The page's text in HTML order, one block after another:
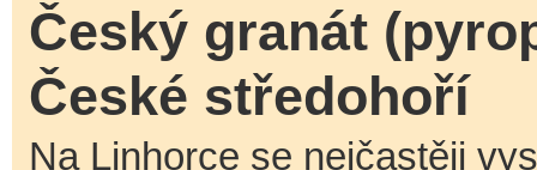
Český granát
České středohoří
Na Linhorce se nejčastěji